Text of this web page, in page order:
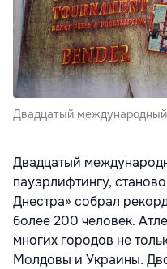
Двадцатый
Двадцатый
пауэрлифтингу,
Днестра» собрал
более 200 человек.
многих городов не
Молдовы и Украины.